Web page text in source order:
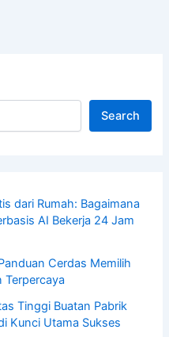
Search
dari Rumah: Bagaimana
AI Bekerja 24 Jam
Cerdas Memilih
Terpercaya
Tinggi Buatan Pabrik
Kunci Utama Sukses